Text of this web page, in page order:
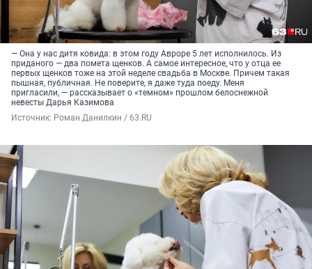
— Она у нас дитя ковида: в этом году Авроре 5 лет исполнилось. Из
приданого — два помета щенков. А самое интересное, что у отца ее
первых щенков тоже на этой неделе свадьба в Москве. Причем такая
пышная, публичная. Не поверите, я даже туда поеду. Меня
пригласили, — рассказывает о «темном» прошлом белоснежной
невесты Дарья Казимова
Источник: Роман Данилкин / 63.RU